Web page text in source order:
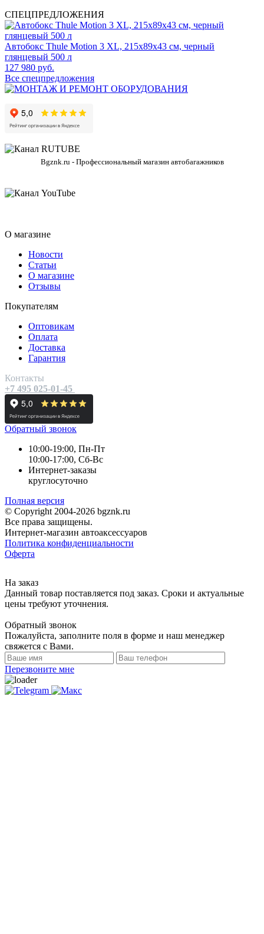
СПЕЦПРЕДЛОЖЕНИЯ
Автобокс Thule Motion 3 XL, 215x89x43 см, черный
глянцевый 500 л
127 980 руб.
Все спецпредложения
Bgznk.ru - Профессиональный магазин автобагажников
О магазине
Новости
Статьи
О магазине
Отзывы
Покупателям
Оптовикам
Оплата
Доставка
Гарантия
Контакты
+7 495 025-01-45
Обратный звонок
10:00-19:00, Пн-Пт
10:00-17:00, Сб-Вс
Интернет-заказы
круглосуточно
Полная версия
© Copyright 2004-2026 bgznk.ru
Все права защищены.
Интернет-магазин автоаксессуаров
Политика конфиденциальности
Оферта
На заказ
Данный товар поставляется под заказ. Сроки и актуальные
цены требуют уточнения.
Обратный звонок
Пожалуйста, заполните поля в форме и наш менеджер
свяжется с Вами.
Перезвоните мне